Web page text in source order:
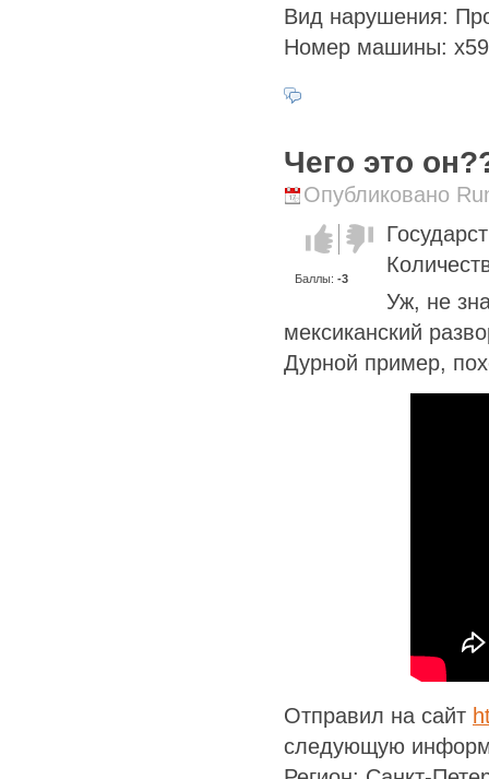
Вид нарушения:
Номер машины:
Чего это
Опубликовано
Голос за!Голос
против!
Баллы: -3
Уж, не
мексиканский
Дурной пример,
Отправил на сайт
следующую